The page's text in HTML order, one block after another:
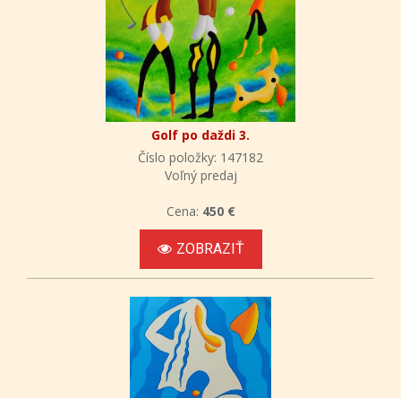
Golf po daždi 3.
Číslo položky: 147182
Voľný predaj
Cena: 450 €
ZOBRAZIŤ